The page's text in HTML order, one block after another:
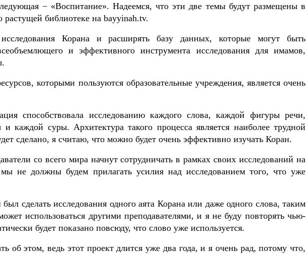
− «Воспитание». Надеемся, что эти две темы будут размещены в
растущей библиотеке на bayyinah.tv.
Корана и расширять базу данных, которые могут быть
и эффективного инструмента исследования для имамов,
которыми пользуются образовательные учреждения, является очень
способствовала исследованию каждого слова, каждой фигуры речи,
каждой суры. Архитектура такого процесса является наиболее трудной
сделано, я считаю, что можно будет очень эффективно изучать Коран.
со всего мира начнут сотрудничать в рамках своих исследований на
не должны будем прилагать усилия над исследованием того, что уже
сделать исследования одного аята Корана или даже одного слова, таким
использоваться другими преподавателями, и я не буду повторять чью-
будет показано повсюду, что слово уже используется.
об этом, ведь этот проект длится уже два года, и я очень рад, потому что,